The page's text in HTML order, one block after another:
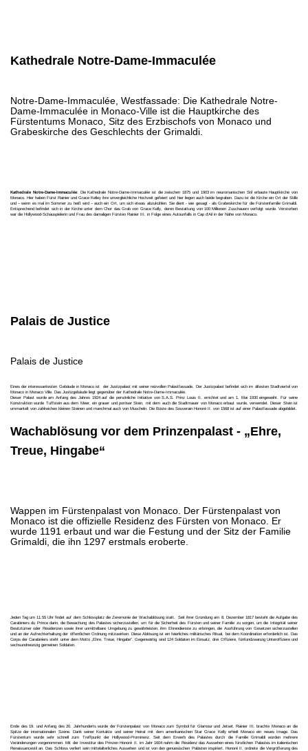
Kathedrale Notre-Dame-Immaculée
Notre-Dame-Immaculée, Westfassade: Die Kathedrale Notre-
Dame-Immaculée in Monaco-Ville ist die Hauptkirche des
Fürstentums Monaco, Sitz des Erzbischofs von Monaco und
Grabeskirche des Geschlechts der Grimaldi.
Kathedrale Notre-Dame-Immaculée: Die Kathedrale Notre-Dame-Immaculée ist die zwischen 1875 und 1903 im neuromanischen Stil erbaute Hauptkirche von
Monaco. Hier haben Fürst Rainier und Grace Kelley ihre unvergleichliche Hochzeit gefeiert und hier liegen auch beide begraben. Dazu ist die Kirche ein Ort der Stille
und – wenn es mal im Sommer zu heiß wird – auch ein Ort, um sich etwas abzukühlen. Sie dient - wie gesagt - als Grabeskirche für die Fürstenfamilie Grimaldi.
Entsprechend befindet sich in der Kirche unter dem Chor das Grab von Grace Kelly, deren Bestattung von 100 Millionen Zuschauern verfolgt wurde. Verstorben
war die Hollywood-Schauspielerin und Frau des damaligen Fürsten Rainier III. in Folge eines Autounfalls in Cap d’Ail in der Nähe von Monaco.
Palais de Justice
Palais de Justice
Eines der interessantesten Gebäude in Monaco ist der Justizpalast mit seiner reizvollen Palastfassade. Der Justizpalast befindet sich im ältesten Stadtviertel von
Monaco in Monaco Ville. Das Justizgebäude liegt gegenüber der Kathedrale Notre-Dame-Immaculée.
Dieser Palast wurde am Anfang des Jahres 1924 auf die persönliche Initiative von S.A.S. Prinz Louis II. errichtet und am 1. Mai 1930 eingeweiht. Für seine
Konstruktion wurde Tuffstein aus dem Meer, ein grauer und poröser Stein, mit dem auch die Stadtmauer von Monaco erbaut wurde, verwendet. Dieser Stein ist
ummantelt von zahlreichen kleinen Steinen und manchmal auch von Muscheln. Die Büste des Souverain Honoré II. von 1568 ist auf einer Palastfassade abgebildet.
Wachablösung vor dem Prinzenpalast - „Ehre,
Treue, Hingabe“
Wappen im Fürstenpalast von Monaco. Der Fürstenpalast von
Monaco ist die offizielle Residenz des Fürsten von Monaco. Er
wurde 1191 erbaut und war die Festung und der Sitz der Familie
Grimaldi, die ihn 1297 erstmals eroberte.
Jeden Tag um 11.55 Uhr findet auf dem Schlossplatz die Zeremonie der Wachablösung statt. Seit ihrer Gründung am 8. Dezember 1817 besteht die Aufgabe des
Carabiniers du Prince darin, die Bewachung des Palastes sicherzustellen, um für die Sicherheit des Fürsten und seiner Familie zu sorgen, um die Integrität seiner
Besitztümer oder Residenzen sowie ihrer unmittelbare Umgebung zu gewährleisten, ihm Ehrendienste zu erbringen, die Ausführung von Gesetzen sicherzustellen
und an der Aufrechterhaltung der öffentlichen Ordnung mitzuwirken. Diese Ablösung ist ein feierliches militärisches Ritual, bei dem Koordination erforderlich ist. Das
Corps der Carabiniers steht unter dem Motto „Ehre, Treue, Hingabe“. Gegenwärtig sind 124 Soldaten im Einsatz, drei Offiziere, fünfundzwanzig Unteroffiziere und
sechsundneunzig gemeinen Soldaten.
Ende des 19. und Anfang des 20. Jahrhunderts wurde der Fürstenpalast von Monaco zum Symbol für Glamour und Jetset. Rainier III. brachte Monaco an die
Spitze der internationalen Szene. Dank seiner Kontakte und seiner Heirat mit dem amerikanischen Star Grace Kelly erhielt Monaco ein neues Image. Das
Fürstentum wurde sehr schnell zum Treffpunkt der Hollywood-Prominenz. Seit dem Erwerb des Palastes durch die Familie Grimaldi wurden mehrere
Veränderungen vorgenommen. Mit der Investitur des Prinzen Honoré II. im Jahr 1604 nahm die Residenz das Aussehen eines fürstlichen Palastes im italienischen
Renaissancestil an. Das Schloss verliert sein mittelalterliches Aussehen und ist von den genuesischen Palästen inspiriert. Honoré II. ordnete die Vergrößerung des